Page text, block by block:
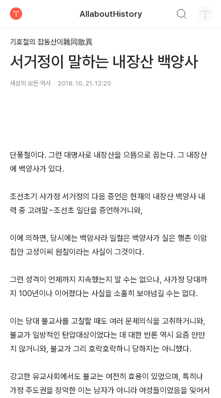
AllaboutHistory
기호철의 잡동산이雜同散異
서거정이 말하는 내장산 백양사
세상의 모든 역사 2018. 10. 21. 12:20
단풍철이다. 그런 대명사로 내장산을 으뜸으로 꼽는다. 그 내장산
에 백양사가 있다.
조선초기 사가정 서거정의 다음 증언은 현재의 내장산 백양사 내
력 중 고려말~조선초 일단을 증언하거니와,
이에 의하면, 당시에는 백암사라 일컬은 백양사가 실은 행촌 이암
집안 고성이씨 원찰이라는 사실이 그것이다.
그런 성격이 언제까지 지속했는지 알 수는 없으나, 사가정 당대까
지 100년이나 이어졌다는 사실을 소홀히 보아넘길 수는 없다.
이는 당대 불교사를 고찰할 때도 여러 문제의식을 고취하거니와,
불교가 일방적인 탄압대상이었다는 데 대한 반론 역시 요즘 만만
치 않거니와, 불교가 그리 호락호락하니 당하지는 아니했다.
강고한 유교사회에서도 불교는 여전히 효용이 있었으며, 특히나
가정 주도권을 장악한 이는 남자가 아니라 여성들이었음을 잊어서